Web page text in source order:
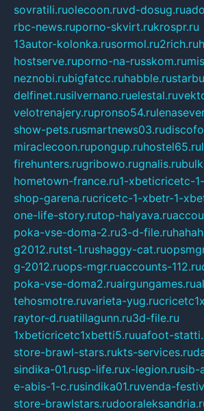
sovratili.ruolecoon.ruvd-dosug.ru
rbc-news.ruporno-skvirt.rukrospr.ru
13autor-kolonka.rusormol.ru2rich.ru
hostserve.ruporno-na-russkom.ru
neznobi.rubigfatcc.ruhabble.ru
delfinet.rusilvernano.ruelestal.ru
velotrenajery.rupronso54.ru
show-pets.rusmartnews03.ru
miraclecoon.rupongup.ruhostel65.ru
firehunters.rugribowo.rugnalis.ru
hometown-france.ru1-xbeticricetc-
shop-garena.rucricetc-1-xbetr-1-
one-life-story.rutop-halyava.ru
poka-vse-doma-2.ru3-d-file.ru
g2012.rutst-1.rushaggy-cat.ru
g-2012.ruops-mgr.ruaccounts-112.ru
poka-vse-doma2.ruairgungames.ru
tehosmotre.ruvarieta-yug.ru
raytor-d.ruatillagunn.ru3d-file.ru
1xbeticricetc1xbetti5.ruuafoot-
store-brawl-stars.rukts-services.ru
sindika-01.rusp-life.rux-legion.rusib-
e-abis-1-c.rusindika01.ruvenda-
store-brawlstars.ru